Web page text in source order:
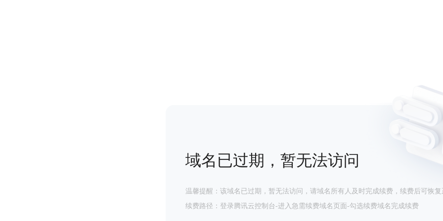
域名已过期，暂无法访问
温馨提醒：该域名已过期，暂无法访问，请域名所有人及时完成续费，续费后可恢复
续费路径：登录腾讯云控制台-进入急需续费域名页面-勾选续费域名完成续费